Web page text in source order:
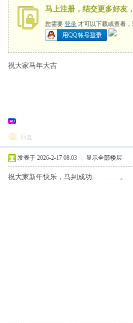
马上注册，结交更多好友
您需要登录 才可以下载或查看
祝大家马年大吉
回复
发表于 2026-2-17 08:03 显示全部楼层
祝大家新年快乐，马到成功…………。